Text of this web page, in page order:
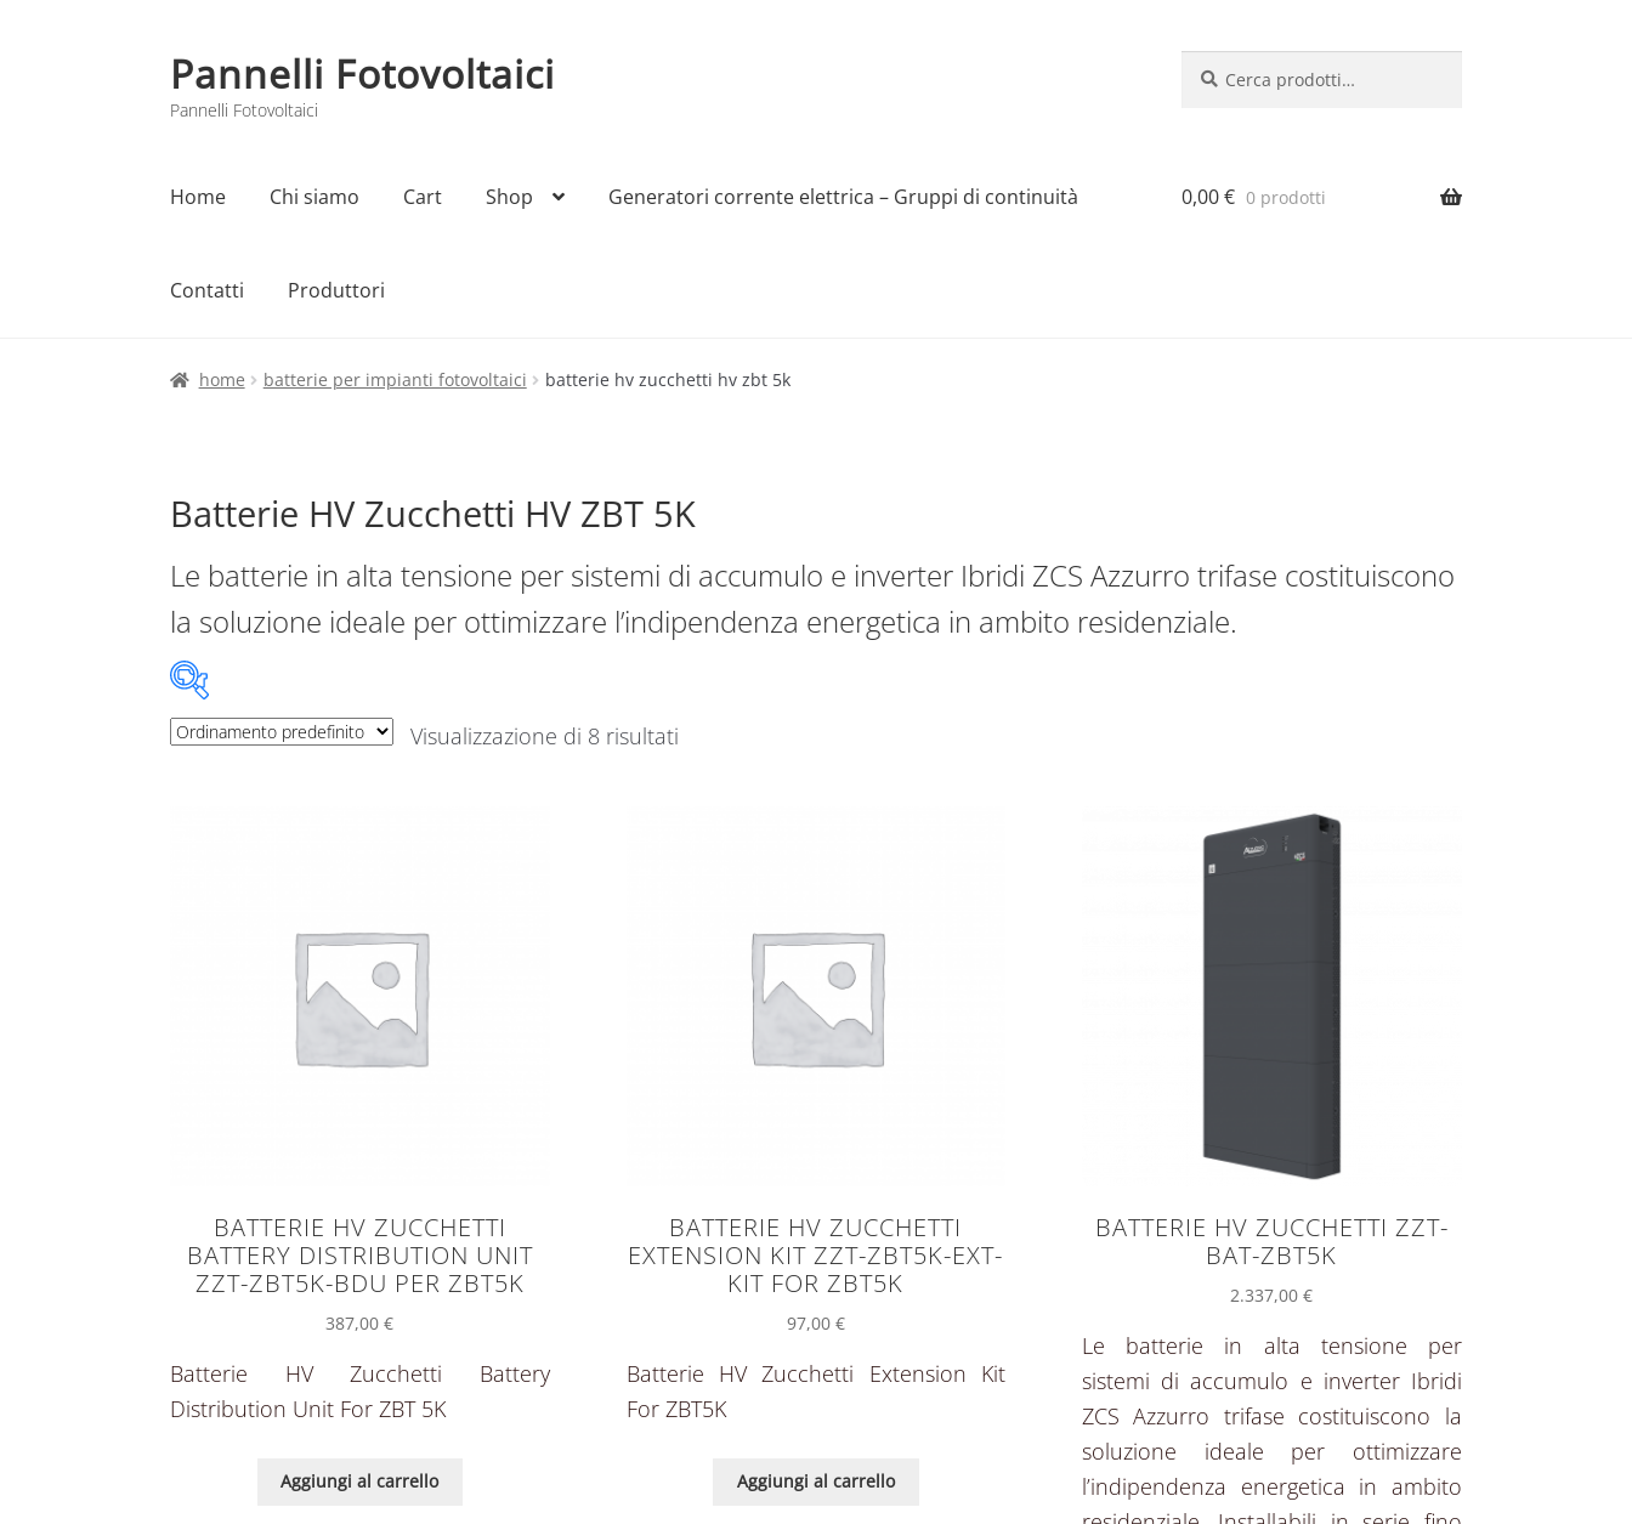
Vai
alla
navigazione
Vai
al
contenuto
Pannelli Fotovoltaici
Pannelli Fotovoltaici
Home Chi siamo Cart Shop Generatori corrente elettrica – Gruppi di continuità
Contatti Produttori
Home Cart Checkout Chi siamo Contatti My account Produttori Sample Page
0,00€ 0 prodotti
home batterie per impianti fotovoltaici batterie hv zucchetti hv zbt 5k
Batterie HV Zucchetti HV ZBT 5K
Le batterie in alta tensione per sistemi di accumulo e inverter Ibridi ZCS Azzurro trifase costituiscono
la soluzione ideale per ottimizzare l’indipendenza energetica in ambito residenziale.
Visualizzazione di 8 risultati
BATTERIE HV ZUCCHETTI
BATTERY DISTRIBUTION UNIT
ZZT-ZBT5K-BDU PER ZBT5K
387,00€
Batterie HV Zucchetti Battery
Distribution Unit For ZBT 5K
Aggiungi al carrello
BATTERIE HV ZUCCHETTI
EXTENSION KIT ZZT-ZBT5K-EXT-
KIT FOR ZBT5K
97,00 €
Batterie HV Zucchetti Extension Kit
For ZBT5K
Aggiungi al carrello
BATTERIE HV ZUCCHETTI ZZT-
BAT-ZBT5K
2.337,00€
Le batterie in alta tensione per
sistemi di accumulo e inverter Ibridi
ZCS Azzurro trifase costituiscono la
soluzione ideale per ottimizzare
l’indipendenza energetica in ambito